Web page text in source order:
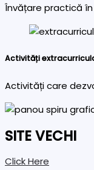
Învățare practică
Activități
Activități care
SITE VECHI
Click Here